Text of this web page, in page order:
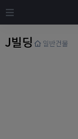
J빌딩 일반건물